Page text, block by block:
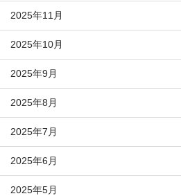
2025年11月
2025年10月
2025年9月
2025年8月
2025年7月
2025年6月
2025年5月